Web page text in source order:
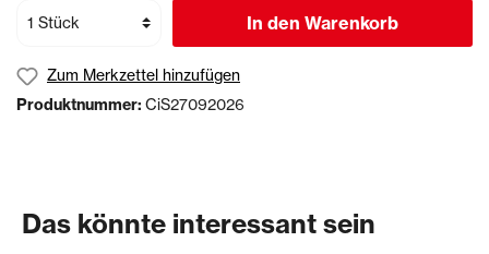
In den Warenkorb
Zum Merkzettel hinzufügen
Produktnummer: CiS27092026
Das könnte interessant sein